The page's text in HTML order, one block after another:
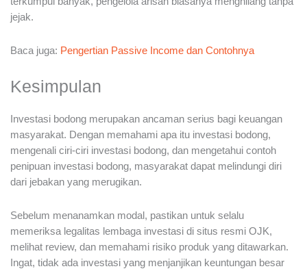
jejak.
Baca juga: Pengertian Passive Income dan Contohnya
Kesimpulan
Investasi bodong merupakan ancaman serius bagi keuangan
masyarakat. Dengan memahami apa itu investasi bodong,
mengenali ciri-ciri investasi bodong, dan mengetahui contoh
penipuan investasi bodong, masyarakat dapat melindungi diri
dari jebakan yang merugikan.
Sebelum menanamkan modal, pastikan untuk selalu
memeriksa legalitas lembaga investasi di situs resmi OJK,
melihat review, dan memahami risiko produk yang ditawarkan.
Ingat, tidak ada investasi yang menjanjikan keuntungan besar